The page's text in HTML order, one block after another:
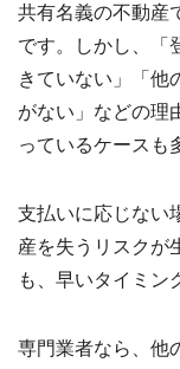
共有名義の不動産
です。しかし、「
きていない」「他
がない」などの理
っているケースも
支払いに応じない
産を失うリスクが
も、早いタイミン
専門業者なら、他